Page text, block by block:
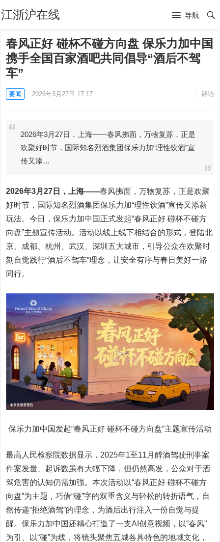
江浙沪在线 导航
春风正好 碰杯不碰方向盘 保乐力加中国
携手全国百家酒吧共同倡导“酒后不驾
车”
要闻 2026年3月27日 17:17 评论
2026年3月27日，上海——春风拂面，万物复苏，正是
欢聚好时节，国际知名烈酒集团保乐力加“理性饮酒”宣
传又添…
2026年3月27 日， 上海——春风拂面，万物复苏，正是欢聚
好时节，国际知名烈酒集团保乐力加“理性饮酒”宣传又添新
玩法。今日，保乐力加中国正式发起“春风正好 碰杯不碰方
向盘”主题宣传活动。活动以线上线下相结合的形式，登陆北
京、成都、杭州、武汉、深圳五大城市，引导公众在欢聚时
刻自觉践行“酒后不驾车”理念，让安全有序与春日美好一路
同行。
保乐力加中国发起“春风正好 碰杯不碰方向盘”主题宣传活动
最高人民检察院数据显示，2025年1至11月醉酒驾驶刑事案
件案发量、起诉数虽有大幅下降，但仍然高发，公众对于酒
驾危害的认知仍需加强。本次活动以“春风正好 碰杯不碰方
向盘”为主题，巧借“碰”字的双重含义与轻松的转折语气，自
然传递“拒绝酒驾”的理念，为酒后出行注入一份自觉与提
醒。保乐力加中国还精心打造了一支AI创意视频，以“春风”
为引、以“碰”为线，将镜头聚焦五城各具特色的地域文化，